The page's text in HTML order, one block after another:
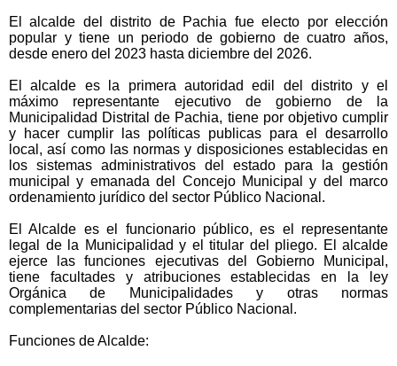
El alcalde del distrito de Pachia fue electo por elección
popular y tiene un periodo de gobierno de cuatro años,
desde enero del 2023 hasta diciembre del 2026.
El alcalde es la primera autoridad edil del distrito y el
máximo representante ejecutivo de gobierno de la
Municipalidad Distrital de Pachia, tiene por objetivo cumplir
y hacer cumplir las políticas publicas para el desarrollo
local, así como las normas y disposiciones establecidas en
los sistemas administrativos del estado para la gestión
municipal y emanada del Concejo Municipal y del marco
ordenamiento jurídico del sector Público Nacional.
El Alcalde es el funcionario público, es el representante
legal de la Municipalidad y el titular del pliego. El alcalde
ejerce las funciones ejecutivas del Gobierno Municipal,
tiene facultades y atribuciones establecidas en la ley
Orgánica de Municipalidades y otras normas
complementarias del sector Público Nacional.
Funciones de Alcalde: